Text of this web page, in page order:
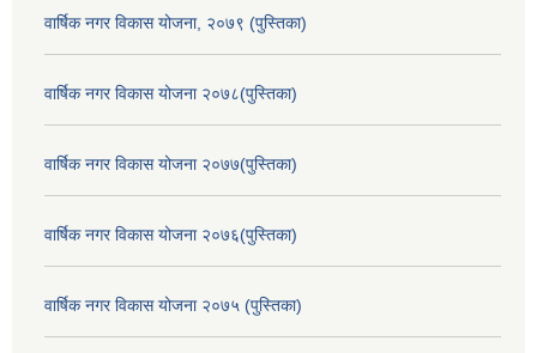
वार्षिक नगर विकास योजना, २०७९ (पुस्तिका)
वार्षिक नगर विकास योजना २०७८(पुस्तिका)
वार्षिक नगर विकास योजना २०७७(पुस्तिका)
वार्षिक नगर विकास योजना २०७६(पुस्तिका)
वार्षिक नगर विकास योजना २०७५ (पुस्तिका)